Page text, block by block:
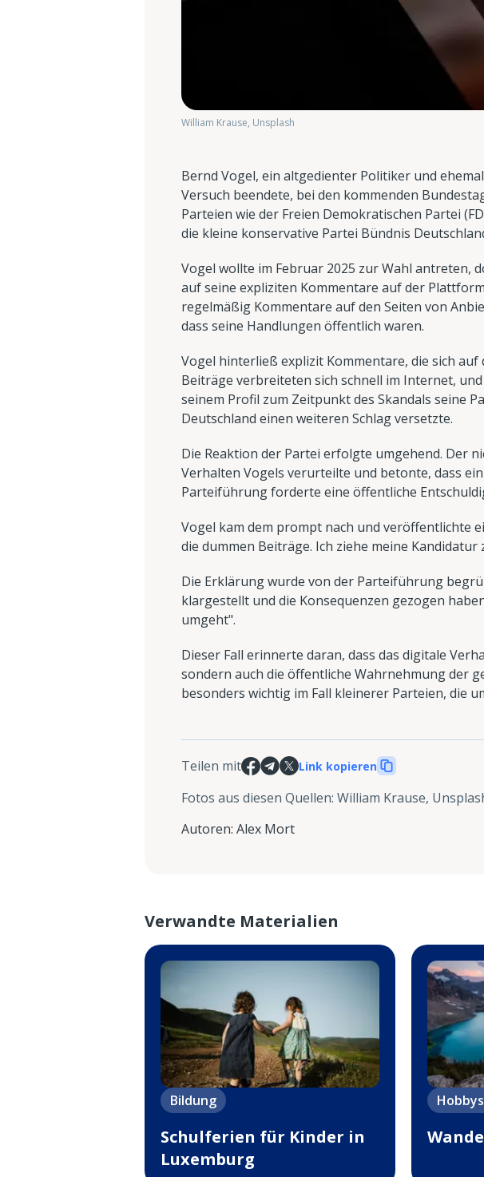
William Krause, Unsplash
Bernd Vogel, ein altgedienter Politiker und
Versuch beendete, bei den kommenden
Parteien wie der Freien Demokratischen Partei
die kleine konservative Partei Bündnis
Vogel wollte im Februar 2025 zur Wahl antreten,
auf seine expliziten Kommentare auf der
regelmäßig Kommentare auf den Seiten von
dass seine Handlungen öffentlich waren.
Vogel hinterließ explizit Kommentare, die sich auf
Beiträge verbreiteten sich schnell im Internet,
seinem Profil zum Zeitpunkt des Skandals seine
Deutschland einen weiteren Schlag versetzte.
Die Reaktion der Partei erfolgte umgehend. Der
Verhalten Vogels verurteilte und betonte, dass
Parteiführung forderte eine öffentliche
Vogel kam dem prompt nach und veröffentlichte
die dummen Beiträge. Ich ziehe meine
Die Erklärung wurde von der Parteiführung
klargestellt und die Konsequenzen gezogen
umgeht".
Dieser Fall erinnerte daran, dass das digitale
sondern auch die öffentliche Wahrnehmung der
besonders wichtig im Fall kleinerer Parteien, die
Teilen mit Link kopieren
Fotos aus diesen Quellen: William Krause,
Autoren: Alex Mort
Verwandte Materialien
Bildung
Schulferien für Kinder in
Luxemburg